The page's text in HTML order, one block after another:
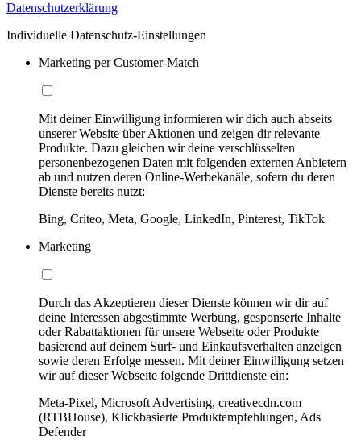
Datenschutzerklärung
Individuelle Datenschutz-Einstellungen
Marketing per Customer-Match
Mit deiner Einwilligung informieren wir dich auch abseits
unserer Website über Aktionen und zeigen dir relevante
Produkte. Dazu gleichen wir deine verschlüsselten
personenbezogenen Daten mit folgenden externen Anbietern
ab und nutzen deren Online-Werbekanäle, sofern du deren
Dienste bereits nutzt:
Bing, Criteo, Meta, Google, LinkedIn, Pinterest, TikTok
Marketing
Durch das Akzeptieren dieser Dienste können wir dir auf
deine Interessen abgestimmte Werbung, gesponserte Inhalte
oder Rabattaktionen für unsere Webseite oder Produkte
basierend auf deinem Surf- und Einkaufsverhalten anzeigen
sowie deren Erfolge messen. Mit deiner Einwilligung setzen
wir auf dieser Webseite folgende Drittdienste ein:
Meta-Pixel, Microsoft Advertising, creativecdn.com
(RTBHouse), Klickbasierte Produktempfehlungen, Ads
Defender